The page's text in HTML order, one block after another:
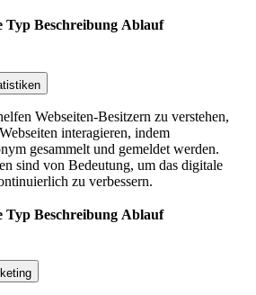
Typ Beschreibung Ablauf
Webseiten-Besitzern zu verstehen,
interagieren, indem
gesammelt und gemeldet werden.
sind von Bedeutung, um das digitale
zu verbessern.
Typ Beschreibung Ablauf